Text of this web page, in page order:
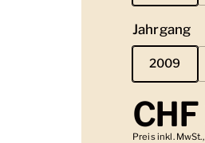
Jahrgang
2009
Preis inkl.